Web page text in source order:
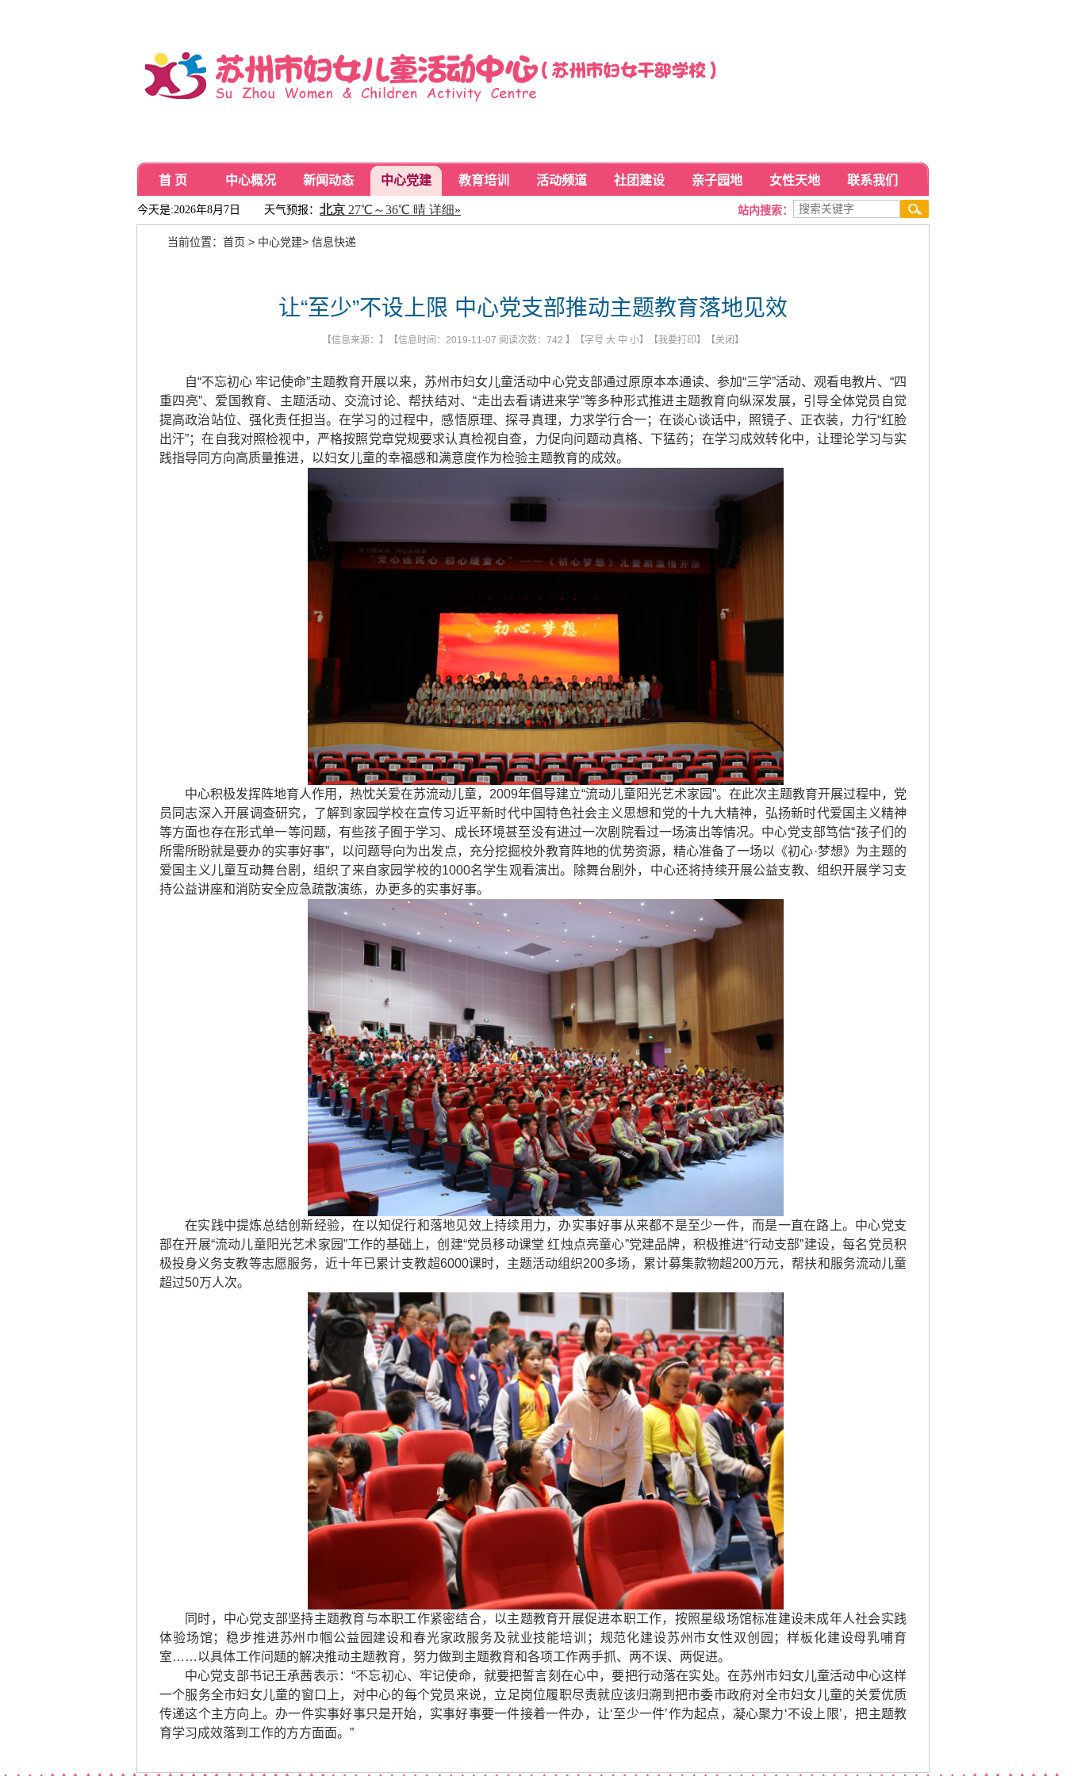
首 页 中心概况 新闻动态 中心党建 教育培训 活动频道 社团建设 亲子园地 女性天地 联系我们
今天是:2026年8月7日 站内搜索：
天气预报：
当前位置： 首页 > 中心党建> 信息快递
让“至少”不设上限 中心党支部推动主题教育落地见效
【信息来源：】【信息时间：2019-11-07 阅读次数： 742 】【字号 大 中 小】【我要打印】【关闭 】
自“不忘初心 牢记使命”主题教育开展以来，苏州市妇女儿童活动中心党支部通过原原本本通读、参加“三学”活动、观看电教片、“四
重四亮”、爱国教育、主题活动、交流讨论、帮扶结对、“走出去看请进来学”等多种形式推进主题教育向纵深发展，引导全体党员自觉
提高政治站位、强化责任担当。在学习的过程中，感悟原理、探寻真理，力求学行合一；在谈心谈话中，照镜子、正衣装，力行“红脸
出汗”；在自我对照检视中，严格按照党章党规要求认真检视自查，力促向问题动真格、下猛药；在学习成效转化中，让理论学习与实
践指导同方向高质量推进，以妇女儿童的幸福感和满意度作为检验主题教育的成效。
中心积极发挥阵地育人作用，热忱关爱在苏流动儿童，2009年倡导建立“流动儿童阳光艺术家园”。在此次主题教育开展过程中，党
员同志深入开展调查研究，了解到家园学校在宣传习近平新时代中国特色社会主义思想和党的十九大精神，弘扬新时代爱国主义精神
等方面也存在形式单一等问题，有些孩子囿于学习、成长环境甚至没有进过一次剧院看过一场演出等情况。中心党支部笃信“孩子们的
所需所盼就是要办的实事好事”，以问题导向为出发点，充分挖掘校外教育阵地的优势资源，精心准备了一场以《初心·梦想》为主题的
爱国主义儿童互动舞台剧，组织了来自家园学校的1000名学生观看演出。除舞台剧外，中心还将持续开展公益支教、组织开展学习支
持公益讲座和消防安全应急疏散演练，办更多的实事好事。
在实践中提炼总结创新经验，在以知促行和落地见效上持续用力，办实事好事从来都不是至少一件，而是一直在路上。中心党支
部在开展“流动儿童阳光艺术家园”工作的基础上，创建“党员移动课堂 红烛点亮童心”党建品牌，积极推进“行动支部”建设，每名党员积
极投身义务支教等志愿服务，近十年已累计支教超6000课时，主题活动组织200多场，累计募集款物超200万元，帮扶和服务流动儿童
超过50万人次。
同时，中心党支部坚持主题教育与本职工作紧密结合，以主题教育开展促进本职工作，按照星级场馆标准建设未成年人社会实践
体验场馆；稳步推进苏州巾帼公益园建设和春光家政服务及就业技能培训；规范化建设苏州市女性双创园；样板化建设母乳哺育
室……以具体工作问题的解决推动主题教育，努力做到主题教育和各项工作两手抓、两不误、两促进。
中心党支部书记王承茜表示：“不忘初心、牢记使命，就要把誓言刻在心中，要把行动落在实处。在苏州市妇女儿童活动中心这样
一个服务全市妇女儿童的窗口上，对中心的每个党员来说，立足岗位履职尽责就应该归溯到把市委市政府对全市妇女儿童的关爱优质
传递这个主方向上。办一件实事好事只是开始，实事好事要一件接着一件办，让‘至少一件’作为起点，凝心聚力‘不设上限’，把主题教
育学习成效落到工作的方方面面。”